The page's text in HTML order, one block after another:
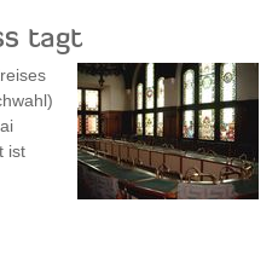
tagt
ist